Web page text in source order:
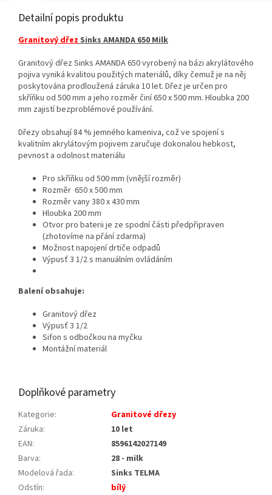
Detailní popis produktu
Granitový dřez Sinks AMANDA 650 Milk
Granitový dřez Sinks AMANDA 650 vyrobený na bázi akrylátového
pojiva vyniká kvalitou použitých materiálů, díky čemuž je na něj
poskytována prodloužená záruka 10 let. Dřez je určen pro
skříňku od 500 mm a jeho rozměr činí 650 x 500 mm. Hloubka 200
mm zajistí bezproblémové používání.
Dřezy obsahují 84 % jemného kameniva, což ve spojení s
kvalitním akrylátovým pojivem zaručuje dokonalou hebkost,
pevnost a odolnost materiálu
Pro skříňku od 500 mm (vnější rozměr)
Rozměr 650 x 500 mm
Rozměr vany 380 x 430 mm
Hloubka 200 mm
Otvor pro baterii je ze spodní části předpřipraven
(zhotovíme na přání zdarma)
Možnost napojení drtiče odpadů
Výpusť 3 1/2 s manuálním ovládáním
Balení obsahuje:
Granitový dřez
Výpusť 3 1/2
Sifon s odbočkou na myčku
Montážní materiál
Doplňkové parametry
Kategorie:
Granitové dřezy
Záruka:
10 let
EAN:
8596142027149
Barva:
28 - milk
Modelová řada:
Sinks TELMA
Odstín:
bílý